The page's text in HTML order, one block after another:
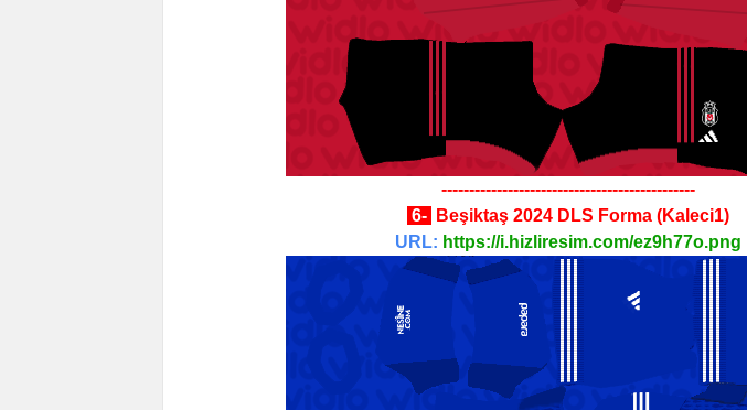
----------------------------------------------
6-
Beşiktaş 2024 DLS Forma (Kaleci1)
URL: https://i.hizliresim.com/ez9h77o.png